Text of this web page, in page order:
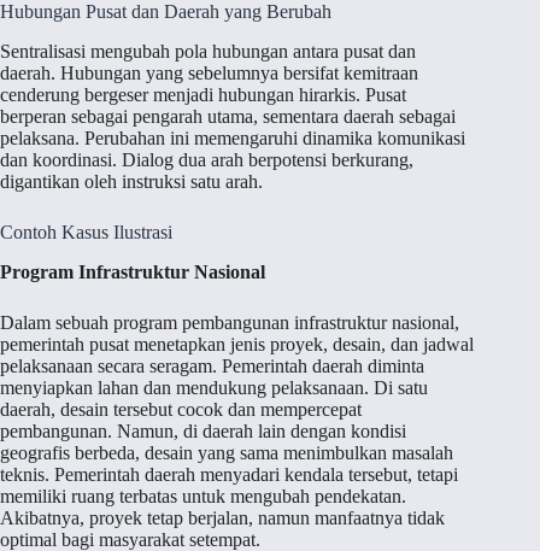
Hubungan Pusat dan Daerah yang Berubah
Sentralisasi mengubah pola hubungan antara pusat dan
daerah. Hubungan yang sebelumnya bersifat kemitraan
cenderung bergeser menjadi hubungan hirarkis. Pusat
berperan sebagai pengarah utama, sementara daerah sebagai
pelaksana. Perubahan ini memengaruhi dinamika komunikasi
dan koordinasi. Dialog dua arah berpotensi berkurang,
digantikan oleh instruksi satu arah.
Contoh Kasus Ilustrasi
Program Infrastruktur Nasional
Dalam sebuah program pembangunan infrastruktur nasional,
pemerintah pusat menetapkan jenis proyek, desain, dan jadwal
pelaksanaan secara seragam. Pemerintah daerah diminta
menyiapkan lahan dan mendukung pelaksanaan. Di satu
daerah, desain tersebut cocok dan mempercepat
pembangunan. Namun, di daerah lain dengan kondisi
geografis berbeda, desain yang sama menimbulkan masalah
teknis. Pemerintah daerah menyadari kendala tersebut, tetapi
memiliki ruang terbatas untuk mengubah pendekatan.
Akibatnya, proyek tetap berjalan, namun manfaatnya tidak
optimal bagi masyarakat setempat.